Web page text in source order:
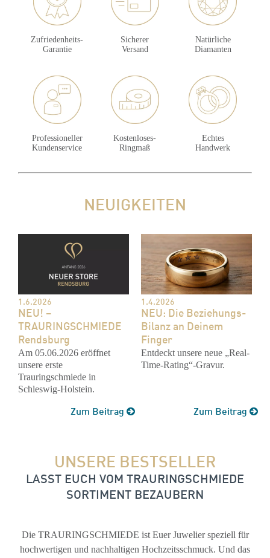
Zufriedenheits-
Garantie
Sicherer
Versand
Natürliche
Diamanten
Professioneller
Kundenservice
Kostenloses-
Ringmaß
Echtes
Handwerk
NEUIGKEITEN
1.6.2026
NEU! –
TRAURINGSCHMIEDE
Rendsburg
Am 05.06.2026 eröffnet
unsere erste
Trauringschmiede in
Schleswig-Holstein.
Zum Beitrag
1.4.2026
NEU: Die Beziehungs-
Bilanz an Deinem
Finger
Entdeckt unsere neue „Real-
Time-Rating“-Gravur.
Zum Beitrag
UNSERE BESTSELLER
LASST EUCH VOM TRAURINGSCHMIEDE
SORTIMENT BEZAUBERN
Die TRAURINGSCHMIEDE ist Euer Juwelier speziell für
hochwertigen und nachhaltigen Hochzeitsschmuck. Und das